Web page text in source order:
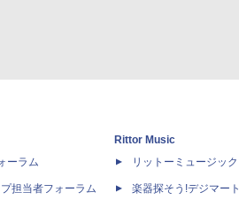
ーラム
担当者フォーラム
Rittor Music
リットーミュージック
楽器探そう!デジマート